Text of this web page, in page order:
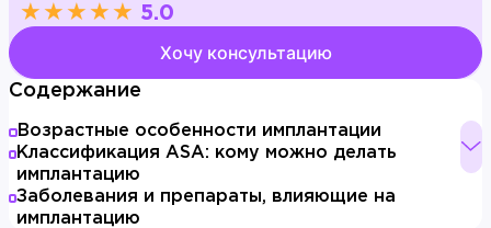
★★★★★ 5.0
Хочу консультацию
Содержание
Возрастные особенности имплантации
Классификация ASA: кому можно делать
имплантацию
Заболевания и препараты, влияющие на
имплантацию